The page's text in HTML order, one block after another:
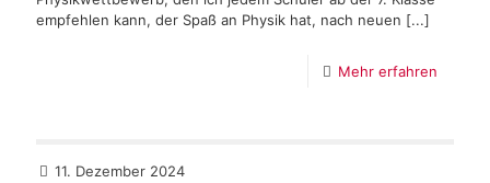
empfehlen kann, der Spaß an Physik hat, nach neuen [...]
Mehr erfahren
11. Dezember 2024